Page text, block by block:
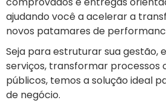
ajudando você a acelerar a
novos patamares de
Seja para estruturar sua gestão,
serviços, transformar processos
públicos, temos a solução ideal
de negócio.